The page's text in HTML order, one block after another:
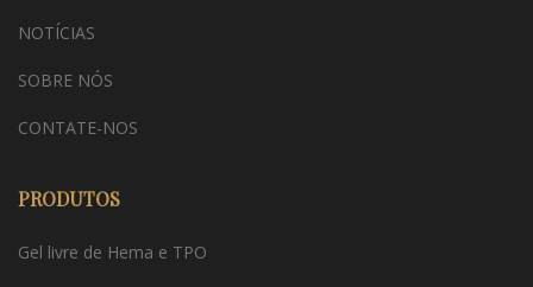
NOTÍCIAS
SOBRE NÓS
CONTATE-NOS
PRODUTOS
Gel livre de Hema e TPO